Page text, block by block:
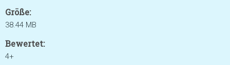
Größe:
38.44 MB
Bewertet:
4+